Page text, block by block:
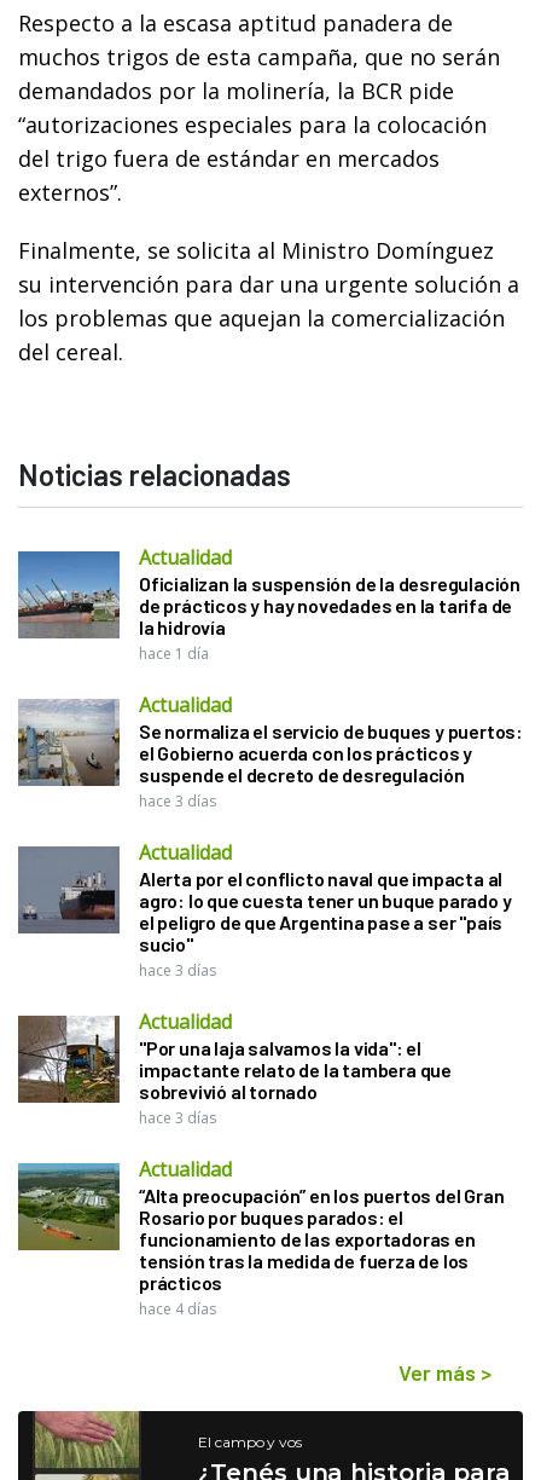
Respecto a la escasa aptitud panadera de
muchos trigos de esta campaña, que no serán
demandados por la molinería, la BCR pide
“autorizaciones especiales para la colocación
del trigo fuera de estándar en mercados
externos”.
Finalmente, se solicita al Ministro Domínguez
su intervención para dar una urgente solución a
los problemas que aquejan la comercialización
del cereal.
Noticias relacionadas
Actualidad
Oficializan la suspensión de la desregulación
de prácticos y hay novedades en la tarifa de
la hidrovía
hace 1 día
Actualidad
Se normaliza el servicio de buques y puertos:
el Gobierno acuerda con los prácticos y
suspende el decreto de desregulación
hace 3 días
Actualidad
Alerta por el conflicto naval que impacta al
agro: lo que cuesta tener un buque parado y
el peligro de que Argentina pase a ser "país
sucio"
hace 3 días
Actualidad
"Por una laja salvamos la vida": el
impactante relato de la tambera que
sobrevivió al tornado
hace 3 días
Actualidad
“Alta preocupación” en los puertos del Gran
Rosario por buques parados: el
funcionamiento de las exportadoras en
tensión tras la medida de fuerza de los
prácticos
hace 4 días
Ver más >
El campo y vos
¿Tenés una historia para